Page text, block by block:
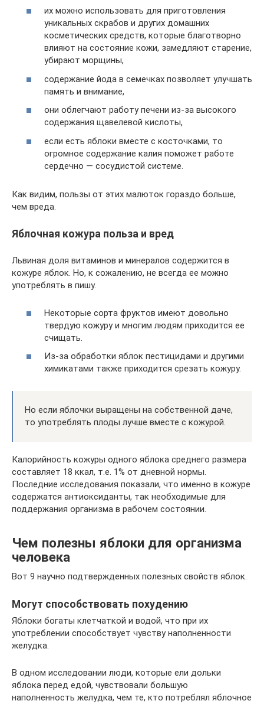
их можно использовать для приготовления
уникальных скрабов и других домашних
косметических средств, которые благотворно
влияют на состояние кожи, замедляют старение,
убирают морщины,
содержание йода в семечках позволяет улучшать
память и внимание,
они облегчают работу печени из-за высокого
содержания щавелевой кислоты,
если есть яблоки вместе с косточками, то
огромное содержание калия поможет работе
сердечно — сосудистой системе.
Как видим, пользы от этих малюток гораздо больше,
чем вреда.
Яблочная кожура польза и вред
Львиная доля витаминов и минералов содержится в
кожуре яблок. Но, к сожалению, не всегда ее можно
употреблять в пишу.
Некоторые сорта фруктов имеют довольно
твердую кожуру и многим людям приходится ее
счищать.
Из-за обработки яблок пестицидами и другими
химикатами также приходится срезать кожуру.
Но если яблочки выращены на собственной даче,
то употреблять плоды лучше вместе с кожурой.
Калорийность кожуры одного яблока среднего размера
составляет 18 ккал, т.е. 1% от дневной нормы.
Последние исследования показали, что именно в кожуре
содержатся антиоксиданты, так необходимые для
поддержания организма в рабочем состоянии.
Чем полезны яблоки для организма
человека
Вот 9 научно подтвержденных полезных свойств яблок.
Могут способствовать похудению
Яблоки богаты клетчаткой и водой, что при их
употреблении способствует чувству наполненности
желудка.
В одном исследовании люди, которые ели дольки
яблока перед едой, чувствовали большую
наполненность желудка, чем те, кто потреблял яблочное